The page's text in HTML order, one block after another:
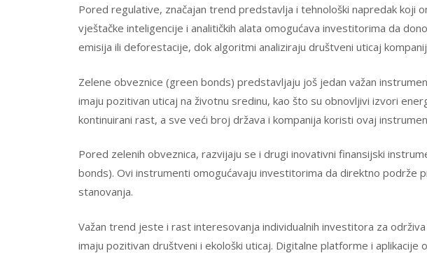
Pored regulative, značajan trend predstavlja i tehnološki napredak koji
vještačke inteligencije i analitičkih alata omogućava investitorima da
emisija ili deforestacije, dok algoritmi analiziraju društveni uticaj
Zelene obveznice (green bonds) predstavljaju još jedan važan
imaju pozitivan uticaj na životnu sredinu, kao što su obnovljivi izvori
kontinuirani rast, a sve veći broj država i kompanija koristi ovaj
Pored zelenih obveznica, razvijaju se i drugi inovativni finansijski
bonds). Ovi instrumenti omogućavaju investitorima da direktno
stanovanja.
Važan trend jeste i rast interesovanja individualnih investitora za
imaju pozitivan društveni i ekološki uticaj. Digitalne platforme i